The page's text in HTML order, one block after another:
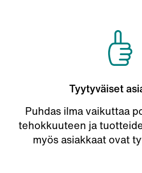
Tyytyväiset
Puhdas ilma vaikuttaa
tehokkuuteen ja
myös asiakkaat ovat